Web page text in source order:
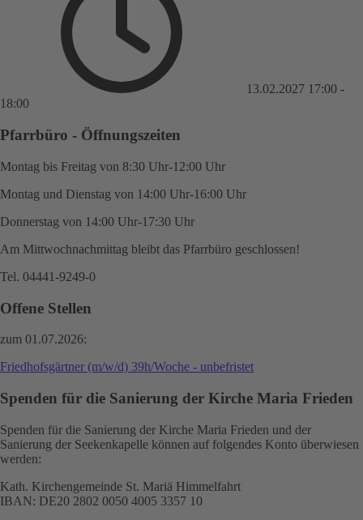
13.02.2027 17:00 -
18:00
Pfarrbüro - Öffnungszeiten
Montag bis Freitag von 8:30 Uhr-12:00 Uhr
Montag und Dienstag von 14:00 Uhr-16:00 Uhr
Donnerstag von 14:00 Uhr-17:30 Uhr
Am Mittwochnachmittag bleibt das Pfarrbüro geschlossen!
Tel. 04441-9249-0
Offene Stellen
zum 01.07.2026:
Friedhofsgärtner (m/w/d) 39h/Woche - unbefristet
Spenden für die Sanierung der Kirche Maria Frieden
Spenden für die Sanierung der Kirche Maria Frieden und der
Sanierung der Seekenkapelle können auf folgendes Konto überwiesen
werden:
Kath. Kirchengemeinde St. Mariä Himmelfahrt
IBAN: DE20 2802 0050 4005 3357 10